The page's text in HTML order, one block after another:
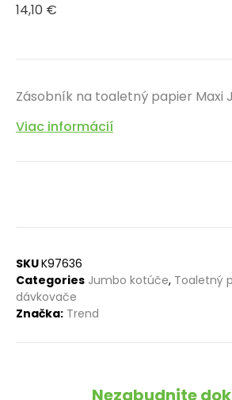
14,10 €
Zásobník na toaletný papier Maxi
Viac informácií
SKUK97636
Categories Jumbo kotúče, Toaletný
dávkovače
Značka: Trend
Nezabudnite